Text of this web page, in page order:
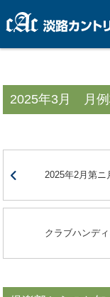
2025年3月 月例
2025年2月第ニ
クラブハンデ